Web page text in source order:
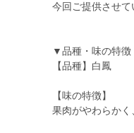
今回ご提供させて
▼品種・味の特徴
【品種】白鳳
【味の特徴】
果肉がやわらかく